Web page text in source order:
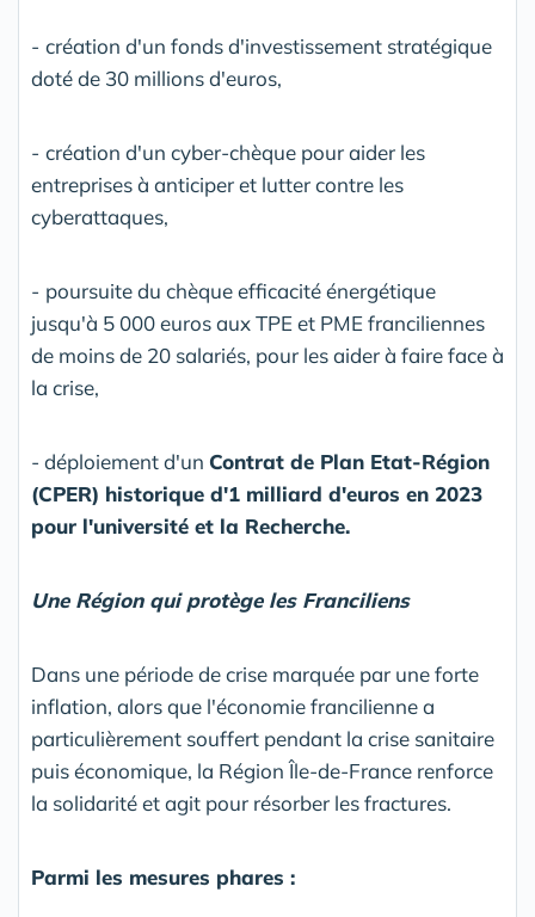
- création d'un fonds d'investissement stratégique
doté de 30 millions d'euros,
- création d'un cyber-chèque pour aider les
entreprises à anticiper et lutter contre les
cyberattaques,
- poursuite du chèque efficacité énergétique
jusqu'à 5 000 euros aux TPE et PME franciliennes
de moins de 20 salariés, pour les aider à faire face à
la crise,
- déploiement d'un Contrat de Plan Etat-Région
(CPER) historique d'1 milliard d'euros en 2023
pour l'université et la Recherche.
Une Région qui protège les Franciliens
Dans une période de crise marquée par une forte
inflation, alors que l'économie francilienne a
particulièrement souffert pendant la crise sanitaire
puis économique, la Région Île-de-France renforce
la solidarité et agit pour résorber les fractures.
Parmi les mesures phares :